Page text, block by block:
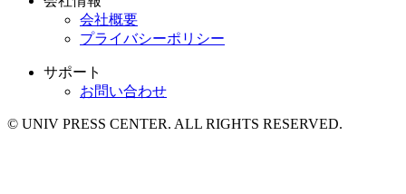
会社概要
プライバシーポリシー
サポート
お問い合わせ
© UNIV PRESS CENTER. ALL RIGHTS RESERVED.